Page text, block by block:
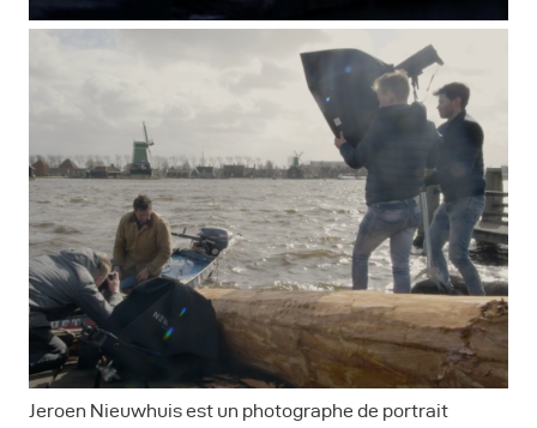
Jeroen Nieuwhuis est un photographe de portrait